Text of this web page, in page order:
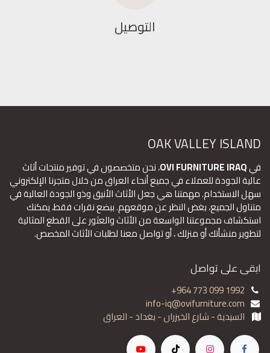
التوصيل
OAK VALLEY ISLAND
فيOVI FURNITURE IRAQ، نحن متخصصون في توفير منتجات أثاث
عالية الجودة للعملاء في جميع أنحاء العراق من خلال متجرنا الإلكتروني
سهل الاستخدام. مهمتنا هي جعل الأثاث الأنيق وذو الجودة العالية في
متناول الجميع، بغض النظر عن موقعهم. ببضع نقرات فقط، يمكنك
استكشاف مجموعتنا الواسعة من الأثاث والعثور على القطع المثالية
لتطوير منشأتك أو منزلك ، أو تواصل معنا لطلبات الأثاث المخصص.
ابقى على تواصل
+964 773 099 1992
info-iq@ovifurniture.com
السيدية - شارع الخيزران - بغداد - العراق